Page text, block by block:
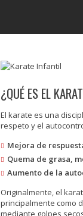
¿QUÉ ES EL
El karate es una
respeto y el
Mejora de
Quema de grasa,
Aumento de la
Originalmente, el
principalmente como
mediante golpes